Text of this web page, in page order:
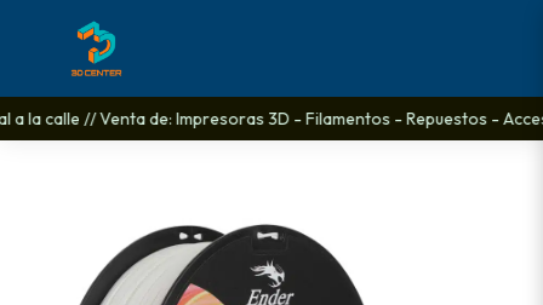
calle // Venta de: Impresoras 3D - Filamentos - Repuestos -